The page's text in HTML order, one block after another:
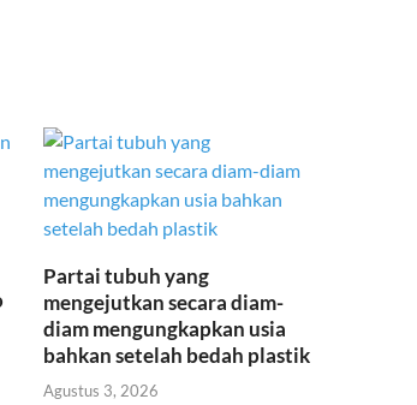
Partai tubuh yang
mengejutkan secara diam-
diam mengungkapkan usia
bahkan setelah bedah plastik
Agustus 3, 2026